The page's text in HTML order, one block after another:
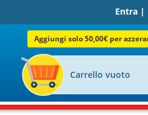
Entra|
Aggiungi solo 50,00€ per
Carrello vuoto